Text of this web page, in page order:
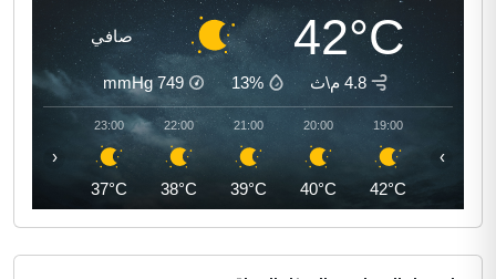
42°C صافي
4.8 م\ث 13%
749
mmHg
19:00
42°C
20:00
40°C
21:00
39°C
22:00
38°C
23:00
37°C
‹ ›